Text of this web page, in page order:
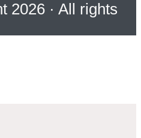
2026 · All rights